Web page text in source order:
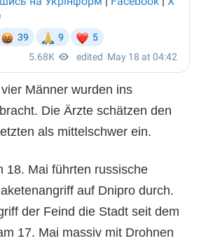
Männer wurden ins
Die Ärzte schätzen den
als mittelschwer ein.
18. Mai führten russische
auf Dnipro durch.
der Feind die Stadt seit dem
17. Mai massiv mit Drohnen